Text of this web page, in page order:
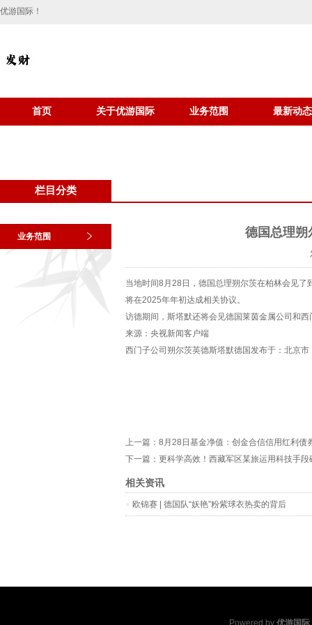
优游国际！
首页 关于优游国际 业务范围 最新动态
栏目分类
业务范围 德国总理朔
当地时间8月28日，德国总理朔尔茨在柏林会见
将在2025年年初达成相关协议。
访德期间，斯塔默还将会见德国莱茵金属公司和
来源：央视新闻客户端
西门子公司朔尔茨英德斯塔默德国发布于：北京市
上一篇： 8月28日基金净值：创金合信信用红利债
下一篇： 更科学高效！西藏军区某旅运用科技手段
相关资讯
欧锦赛 | 德国队“妖艳”粉紫球衣热卖的背后
Powered by 优游国际